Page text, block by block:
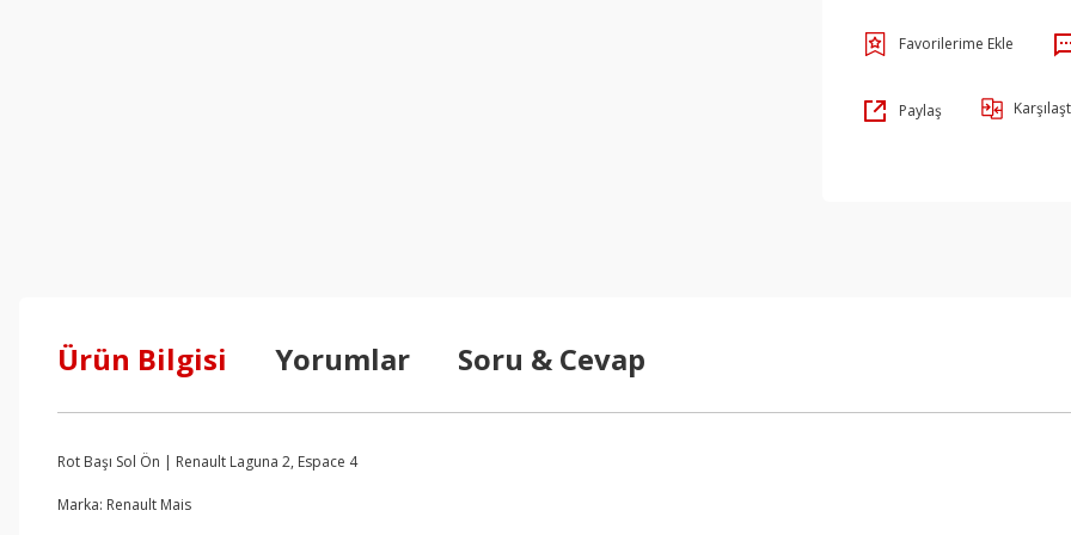
Paylaş
Ürün Bilgisi Yorumlar Soru & Cevap
Rot Başı Sol Ön | Renault Laguna 2, Espace 4
Marka: Renault Mais